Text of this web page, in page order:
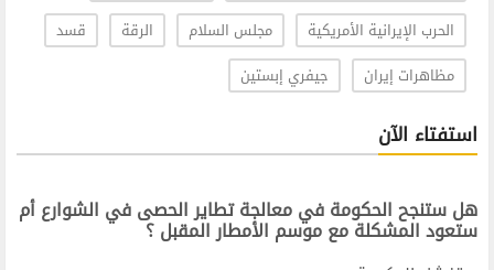
الحرب الإيرانية الأمريكية
مجلس السلام الرقة
قسد
مظاهرات إيران
جيفري إبستين
استفتاء الآن
هل ستنجح الحكومة في معالجة تطاير الحصى في الشوارع أم
ستعود المشكلة مع موسم الأمطار المقبل ؟